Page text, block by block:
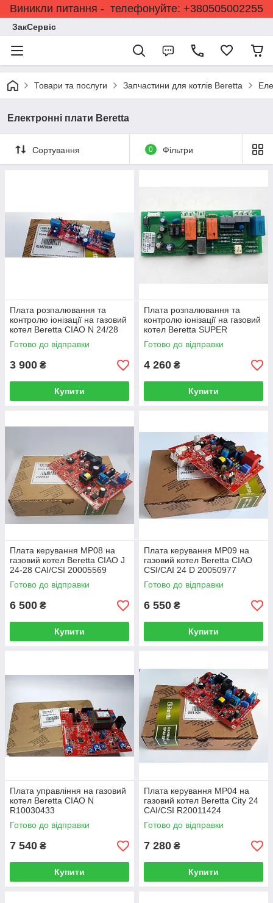
Виникли питання - телефонуйте: +380505002255
ЗакСервіс
Товари та послуги Запчастини для котлів Beretta
Електронні плати Beretta
Сортування 0 Фільтри
Плата розпалювання та
контролю іонізації на газовий
котел Beretta CIAO N 24/28
CAI/CSI 10028890
Готово до відправки
3 900 ₴
Купити
Плата розпалювання та
контролю іонізації на газовий
котел Beretta SUPER
EXCLUSIVE 10028891
Готово до відправки
4 260 ₴
Купити
Плата керування MP08 на
газовий котел Beretta CIAO J
24-28 CAI/CSI 20005569
Готово до відправки
6 500 ₴
Купити
Плата керування MP09 на
газовий котел Beretta CIAO
CSI/CAI 24 D 20050977
Готово до відправки
6 550 ₴
Купити
Плата управління на газовий
котел Beretta CIAO N
R10030433
Готово до відправки
7 540 ₴
Купити
Плата керування MP04 на
газовий котел Beretta City 24
CAI/CSI R20011424
Готово до відправки
7 280 ₴
Купити